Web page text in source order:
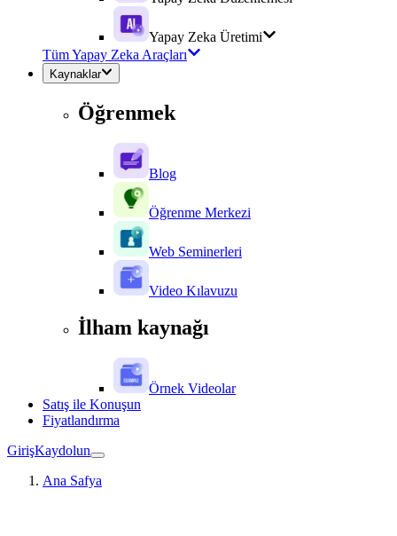
Yapay Zeka Üretimi
Tüm Yapay Zeka Araçları
Kaynaklar
Öğrenmek
Blog
Öğrenme Merkezi
Web Seminerleri
Video Kılavuzu
İlham kaynağı
Örnek Videolar
Satış ile Konuşun
Fiyatlandırma
GirişKaydolun
Ana Safya